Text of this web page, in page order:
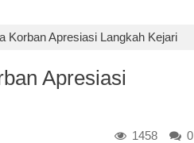
Korban Apresiasi Langkah Kejari
Apresiasi
0
1458